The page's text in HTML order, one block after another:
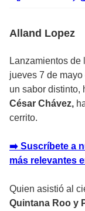
Alland Lopez
Lanzamientos de
jueves 7 de mayo
un sabor distinto,
César Chávez,
cerrito.
➡️ Suscríbete a
más relevantes
Quien asistió al
Quintana Roo y